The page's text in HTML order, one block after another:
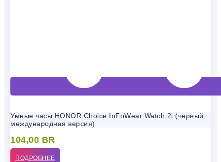
Умные часы HONOR Choice InFoWear Watch 2i (черный,
международная версия)
104,00 BR
ПОДРОБНЕЕ